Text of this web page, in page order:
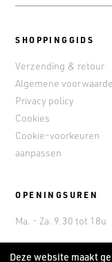
SHOPPINGGIDS
Verzending & retour
Algemene
Privacy policy
Cookies
Cookie-voorkeuren
aanpassen
OPENINGSUREN
Ma. - Za. 9.30 tot 18u
Deze website maakt